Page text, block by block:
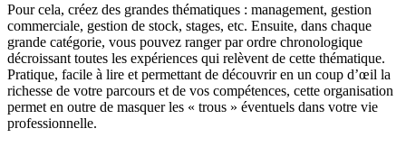
Pour cela, créez des grandes thématiques : management, gestion
commerciale, gestion de stock, stages, etc. Ensuite, dans chaque
grande catégorie, vous pouvez ranger par ordre chronologique
décroissant toutes les expériences qui relèvent de cette thématique.
Pratique, facile à lire et permettant de découvrir en un coup d’œil la
richesse de votre parcours et de vos compétences, cette organisation
permet en outre de masquer les « trous » éventuels dans votre vie
professionnelle.